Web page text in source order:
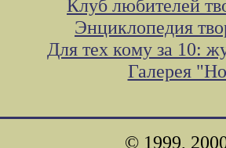
Клуб любителей
Энциклопедия
Для тех кому за 10:
Галерея
© 1999,